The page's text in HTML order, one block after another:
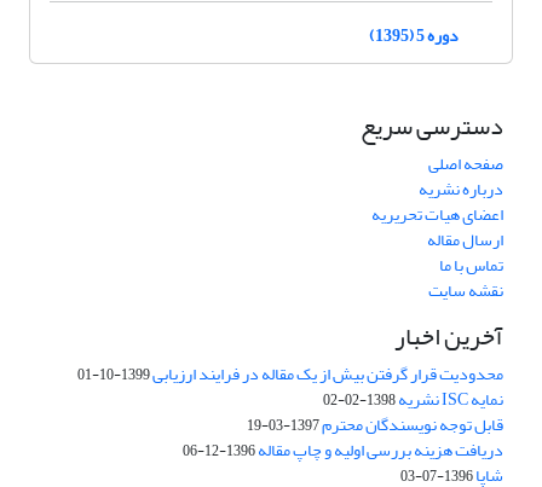
دوره 5 (1395)
دسترسی سریع
صفحه اصلی
درباره نشریه
اعضای هیات تحریریه
ارسال مقاله
تماس با ما
نقشه سایت
آخرین اخبار
محدودیت قرار گرفتن بیش از یک مقاله در فرایند ارزیابی1399-10-01
نمایه ISC نشریه 1398-02-02
قابل توجه نویسندگان محترم1397-03-19
دریافت هزینه بررسی اولیه و چاپ مقاله1396-12-06
شاپا1396-07-03